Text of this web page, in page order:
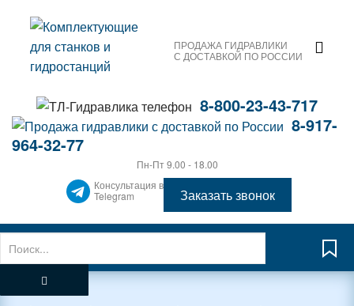
ПРОДАЖА ГИДРАВЛИКИ
С ДОСТАВКОЙ ПО РОССИИ
8-800-23-43-717
8-917-
964-32-77
Пн-Пт 9.00 - 18.00
Консультация в
Telegram
Заказать звонок